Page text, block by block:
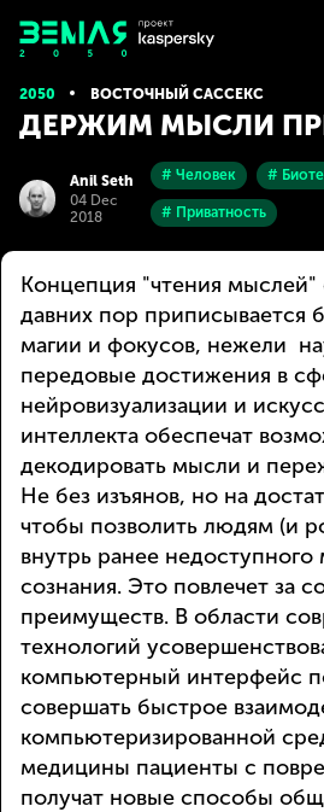
2050 ВОСТОЧНЫЙ САССЕКС
ДЕРЖИМ МЫСЛИ
Anil Seth
04 Dec
2018
# Человек #
# Приватность
Концепция "чтения мыслей"
давних пор приписывается
магии и фокусов, нежели
передовые достижения в
нейровизуализации и
интеллекта обеспечат
декодировать мысли и
Не без изъянов, но на
чтобы позволить людям (и
внутрь ранее
сознания. Это повлечет за
преимуществ. В области
технологий
компьютерный интерфейс
совершать быстрое
компьютеризированной
медицины пациенты с
получат новые способы